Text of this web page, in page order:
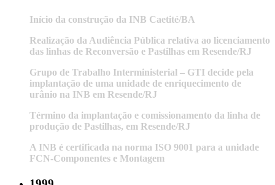
Início da construção da INB Caetité/BA
Realização da Audiência Pública relativa ao licenciamento
das linhas de Reconversão e Pastilhas em Resende/RJ
Grupo de Trabalho Interministerial – GTI decide pela
implantação de uma unidade de enriquecimento de
urânio na INB em Resende/RJ
Término da implantação e comissionamento da linha de
produção de Pastilhas, em Resende/RJ
A INB é certificada na norma ISO 9001 para a unidade
FCN-Componentes e Montagem